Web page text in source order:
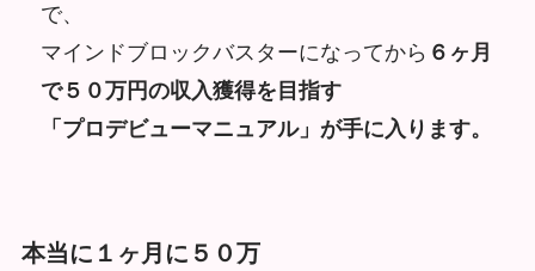
で、
マインドブロックバスターになってから ６ヶ月
で５０万円の収入獲得を目指す
「プロデビューマニュアル」が手に入ります。
本当に１ヶ月に５０万